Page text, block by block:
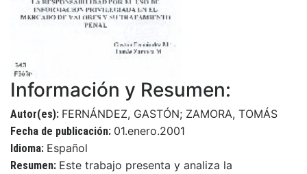
Información y Resumen:
Autor(es): FERNÁNDEZ, GASTÓN; ZAMORA, TOMÁS
Fecha de publicación: 01.enero.2001
Idioma: Español
Resumen: Este trabajo presenta y analiza la